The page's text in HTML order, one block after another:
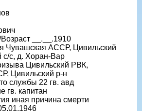
__.__.1910
Чувашская АССР, Цивильский
с/с, д. Хоран-Вар
Цивильский РВК,
Цивильский р-н
службы 22 гв. авд
гв. капитан
иная причина смерти